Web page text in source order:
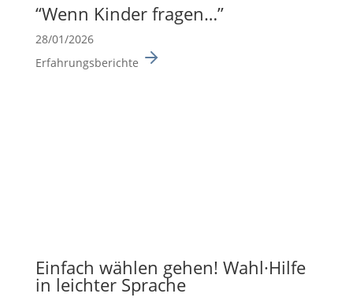
“Wenn Kinder fragen…”
28/01/2026
Erfahrungsberichte
Einfach wählen gehen! Wahl·Hilfe
in leichter Sprache